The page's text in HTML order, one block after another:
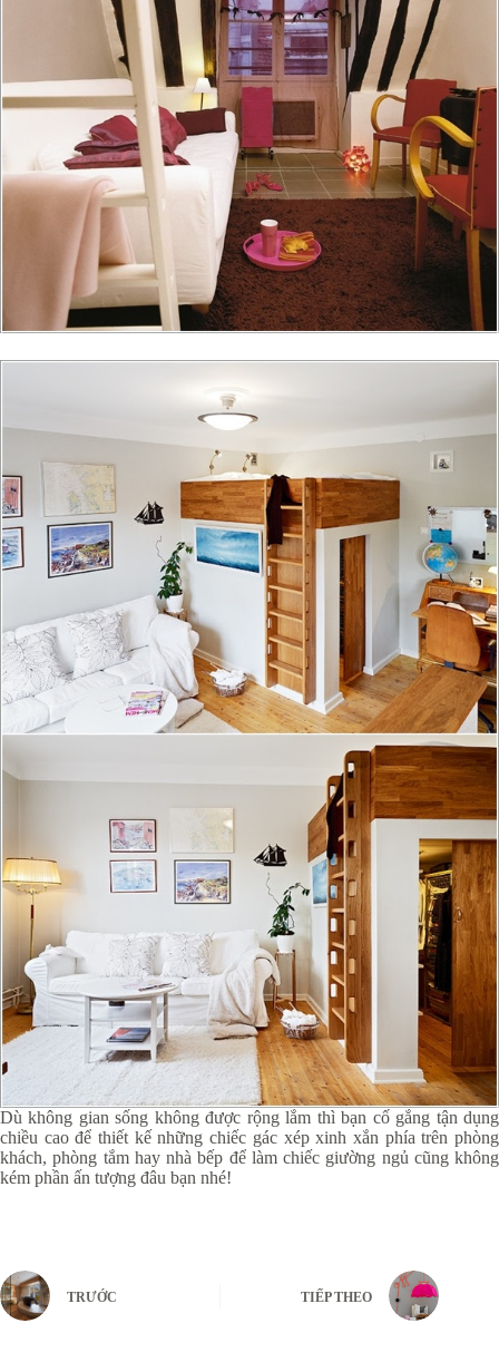
Dù không gian sống không được rộng lắm thì bạn cố gắng tận dụng
chiều cao để thiết kế những chiếc gác xép xinh xắn phía trên phòng
khách, phòng tắm hay nhà bếp để làm chiếc giường ngủ cũng không
kém phần ấn tượng đâu bạn nhé!
TRƯỚC TIẾP THEO